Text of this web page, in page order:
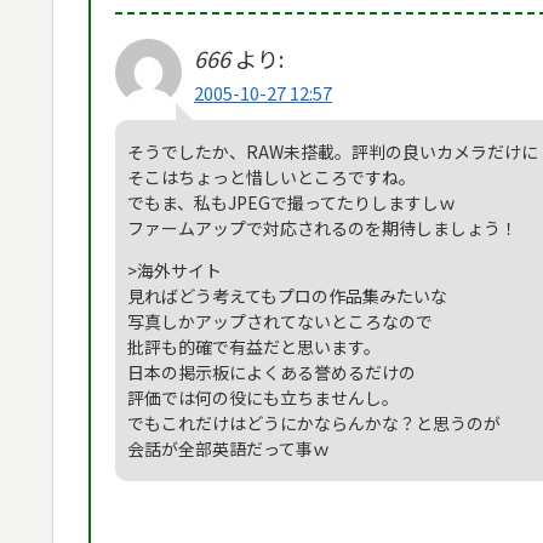
666 より:
2005-10-27 12:57
そうでしたか、RAW未搭載。評判の良いカメラだけに
そこはちょっと惜しいところですね。
でもま、私もJPEGで撮ってたりしますしｗ
ファームアップで対応されるのを期待しましょう！
>海外サイト
見ればどう考えてもプロの作品集みたいな
写真しかアップされてないところなので
批評も的確で有益だと思います。
日本の掲示板によくある誉めるだけの
評価では何の役にも立ちませんし。
でもこれだけはどうにかならんかな？と思うのが
会話が全部英語だって事ｗ